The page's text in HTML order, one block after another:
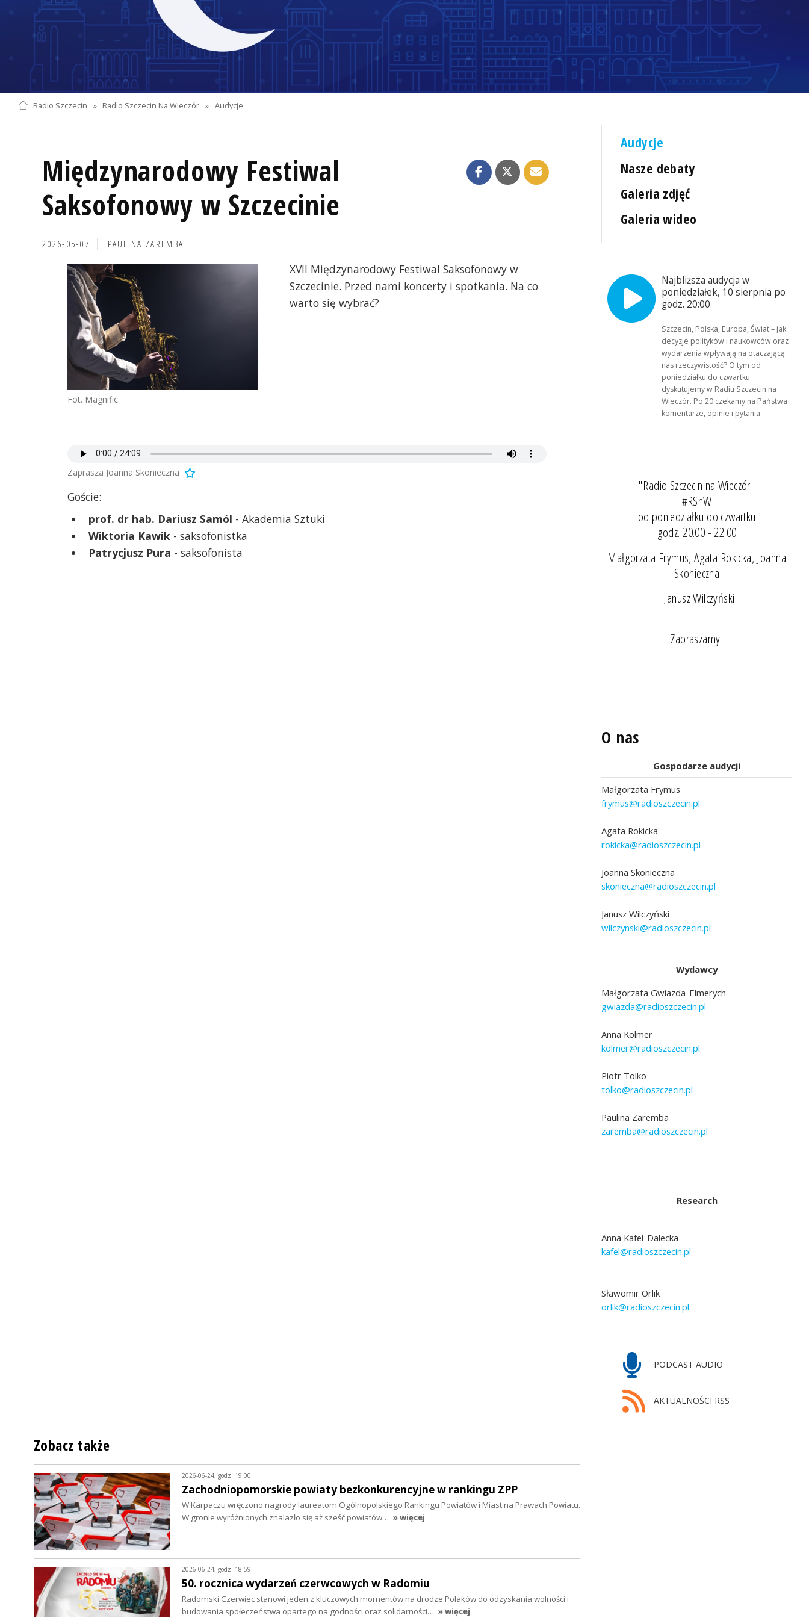
Radio Szczecin » Radio Szczecin Na Wieczór » Audycje
Międzynarodowy Festiwal
Saksofonowy w Szczecinie
2026-05-07 PAULINA ZAREMBA
Fot. Magnific
XVII Międzynarodowy Festiwal Saksofonowy w
Szczecinie. Przed nami koncerty i spotkania. Na co
warto się wybrać?
Zaprasza Joanna Skonieczna
Goście:
prof. dr hab. Dariusz Samól - Akademia Sztuki
Wiktoria Kawik - saksofonistka
Patrycjusz Pura - saksofonista
Audycje
Nasze debaty
Galeria zdjęć
Galeria wideo
Najbliższa audycja w
poniedziałek, 10 sierpnia po
godz. 20:00
Szczecin, Polska, Europa, Świat – jak
decyzje polityków i naukowców oraz
wydarzenia wpływają na otaczającą
nas rzeczywistość? O tym od
poniedziałku do czwartku
dyskutujemy w Radiu Szczecin na
Wieczór. Po 20 czekamy na Państwa
komentarze, opinie i pytania.
"Radio Szczecin na Wieczór"
#RSnW
od poniedziałku do czwartku
godz. 20.00 - 22.00
Małgorzata Frymus, Agata Rokicka, Joanna
Skonieczna
i Janusz Wilczyński
Zapraszamy!
O nas
Gospodarze audycji
Małgorzata Frymus
frymus@radioszczecin.pl
Agata Rokicka
rokicka@radioszczecin.pl
Joanna Skonieczna
skonieczna@radioszczecin.pl
Janusz Wilczyński
wilczynski@radioszczecin.pl
Wydawcy
Małgorzata Gwiazda-Elmerych
gwiazda@radioszczecin.pl
Anna Kolmer
kolmer@radioszczecin.pl
Piotr Tolko
tolko@radioszczecin.pl
Paulina Zaremba
zaremba@radioszczecin.pl
Research
Anna Kafel-Dalecka
kafel@radioszczecin.pl
Sławomir Orlik
orlik@radioszczecin.pl
PODCAST AUDIO
AKTUALNOŚCI RSS
Zobacz także
2026-06-24, godz. 19:00
Zachodniopomorskie powiaty bezkonkurencyjne w rankingu ZPP
W Karpaczu wręczono nagrody laureatom Ogólnopolskiego Rankingu Powiatów i Miast na Prawach Powiatu.
W gronie wyróżnionych znalazło się aż sześć powiatów… » więcej
2026-06-24, godz. 18:59
50. rocznica wydarzeń czerwcowych w Radomiu
Radomski Czerwiec stanowi jeden z kluczowych momentów na drodze Polaków do odzyskania wolności i
budowania społeczeństwa opartego na godności oraz solidarności… » więcej